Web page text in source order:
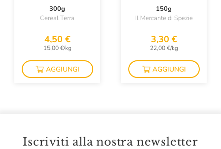
E POMODORO
300g
Cereal Terra
4,50 €
15,00 €/kg
AGGIUNGI
150g
Il Mercante di Spezie
3,30 €
22,00 €/kg
AGGIUNGI
Iscriviti alla nostra newsletter